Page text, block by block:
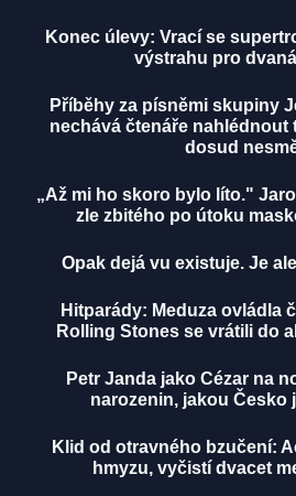
Konec úlevy: Vrací se
výstrahu pro
Příběhy za písněmi skupiny
nechává čtenáře nahlédnout
dosud
„Až mi ho skoro bylo líto."
zle zbitého po útoku
Opak dejá vu existuje. Je
Hitparády: Meduza ovládla
Rolling Stones se vrátili do
Petr Janda jako Cézar na
narozenin, jakou Česko
Klid od otravného bzučení:
hmyzu, vyčistí dvacet